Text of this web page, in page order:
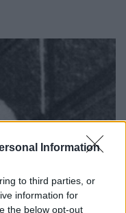
Information
to third parties, or
information for
the below opt-out